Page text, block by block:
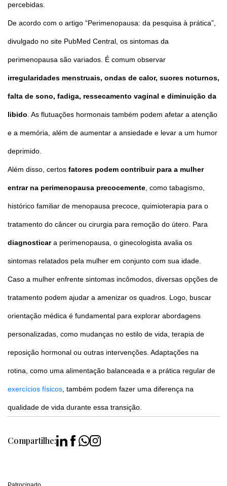
percebidas.
De acordo com o artigo “Perimenopausa: da pesquisa à prática”,
divulgado no site PubMed Central, os sintomas da
perimenopausa são variados. É comum observar
irregularidades menstruais, ondas de calor, suores noturnos,
falta de sono, fadiga, ressecamento vaginal e diminuição da
libido . As flutuações hormonais também podem afetar a atenção
e a memória, além de aumentar a ansiedade e levar a um humor
deprimido.
Além disso, certos fatores podem contribuir para a mulher
entrar na perimenopausa precocemente , como tabagismo,
histórico familiar de menopausa precoce, quimioterapia para o
tratamento do câncer ou cirurgia para remoção do útero. Para
diagnosticara perimenopausa, o ginecologista avalia os
sintomas relatados pela mulher em conjunto com sua idade.
Caso a mulher enfrente sintomas incômodos, diversas opções de
tratamento podem ajudar a amenizar os quadros. Logo, buscar
orientação médica é fundamental para explorar abordagens
personalizadas, como mudanças no estilo de vida, terapia de
reposição hormonal ou outras intervenções. Adaptações na
rotina, como uma alimentação balanceada e a prática regular de
exercícios físicos , também podem fazer uma diferença na
qualidade de vida durante essa transição.
Compartilhe: